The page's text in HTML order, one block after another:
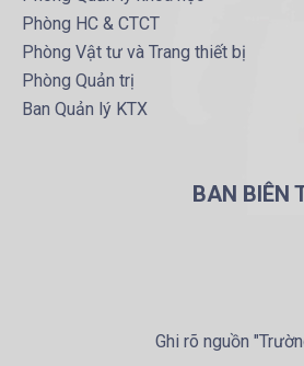
Phòng HC & CTCT
Phòng Vật tư và Trang thiết bị
Phòng Quản trị
Ban Quản lý KTX
BAN BIÊN
Ghi rõ nguồn